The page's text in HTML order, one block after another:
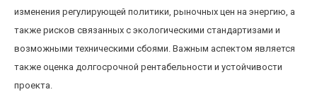
изменения регулирующей политики, рыночных цен на энергию, а
также рисков связанных с экологическими стандартизами и
возможными техническими сбоями. Важным аспектом является
также оценка долгосрочной рентабельности и устойчивости
проекта.